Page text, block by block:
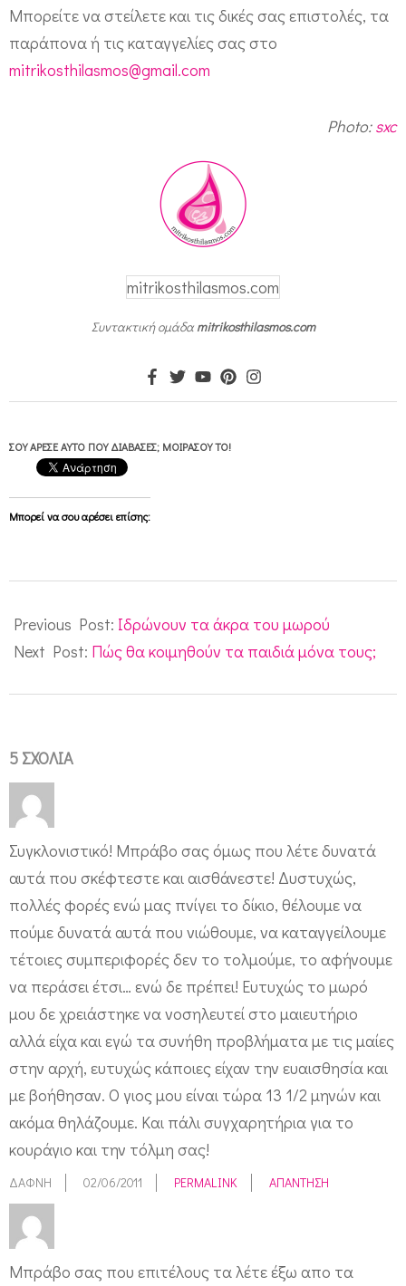
Μπορείτε να στείλετε και τις δικές σας επιστολές, τα
παράπονα ή τις καταγγελίες σας στο
mitrikosthilasmos@gmail.com
Photo:sxc
mitrikosthilasmos.com
Συντακτική ομάδαmitrikosthilasmos.com
ΣΟΥ ΆΡΕΣΕ ΑΥΤΌ ΠΟΥ ΔΙΆΒΑΣΕΣ; ΜΟΙΡΆΣΟΥ ΤΟ!
Μπορεί να σου αρέσει επίσης:
05-
31
Previous Post: Ιδρώνουν τα άκρα του μωρού
Next Post: Πώς θα κοιμηθούν τα παιδιά μόνα τους;
5 ΣΧΌΛΙΑ
Συγκλονιστικό! Μπράβο σας όμως που λέτε δυνατά
αυτά που σκέφτεστε και αισθάνεστε! Δυστυχώς,
πολλές φορές ενώ μας πνίγει το δίκιο, θέλουμε να
πούμε δυνατά αυτά που νιώθουμε, να καταγγείλουμε
τέτοιες συμπεριφορές δεν το τολμούμε, το αφήνουμε
να περάσει έτσι… ενώ δε πρέπει! Ευτυχώς το μωρό
μου δε χρειάστηκε να νοσηλευτεί στο μαιευτήριο
αλλά είχα και εγώ τα συνήθη προβλήματα με τις μαίες
στην αρχή, ευτυχώς κάποιες είχαν την ευαισθησία και
με βοήθησαν. Ο γιος μου είναι τώρα 13 1/2 μηνών και
ακόμα θηλάζουμε. Και πάλι συγχαρητήρια για το
κουράγιο και την τόλμη σας!
ΔΆΦΝΗ 02/06/2011 PERMALINK ΑΠΆΝΤΗΣΗ
Μπράβο σας που επιτέλους τα λέτε έξω απο τα